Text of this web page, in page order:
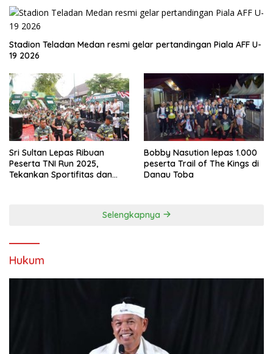
Stadion Teladan Medan resmi gelar pertandingan Piala AFF U-
19 2026
Sri Sultan Lepas Ribuan
Peserta TNI Run 2025,
Tekankan Sportifitas dan
Bobby Nasution lepas 1.000
peserta Trail of The Kings di
Danau Toba
Selengkapnya
Hukum